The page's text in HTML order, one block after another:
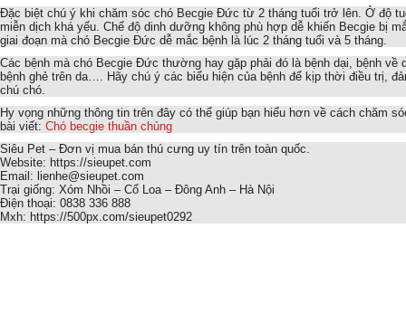
Đặc biệt chú ý khi chăm sóc chó Becgie Đức từ 2 tháng tuổi trở lên. Ở độ
miễn dịch khá yếu. Chế độ dinh dưỡng không phù hợp dễ khiến Becgie bị
giai đoạn mà chó Becgie Đức dễ mắc bệnh là lúc 2 tháng tuổi và 5 tháng.
Các bệnh mà chó Becgie Đức thường hay gặp phải đó là bệnh dại, bệnh về
bệnh ghẻ trên da…. Hãy chú ý các biểu hiện của bệnh để kịp thời điều trị,
chú chó.
Hy vọng những thông tin trên đây có thể giúp bạn hiểu hơn về cách chăm
bài viết: Chó becgie thuần chủng
Siêu Pet – Đơn vị mua bán thú cưng uy tín trên toàn quốc.
Website: https://sieupet.com
Email: lienhe@sieupet.com
Trại giống: Xóm Nhồi – Cổ Loa – Đông Anh – Hà Nội
Điện thoại: 0838 336 888
Mxh: https://500px.com/sieupet0292